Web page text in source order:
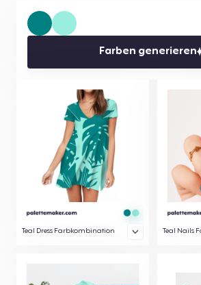
Farben generieren
Teal Dress Farbkombination Teal Nails